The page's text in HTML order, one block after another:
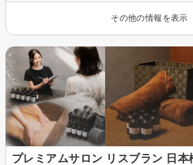
その他の情報を表示
プレミアムサロン リスブラン 日